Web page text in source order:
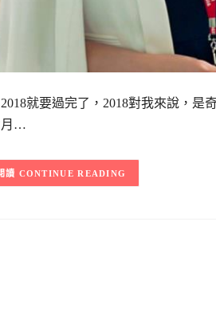
就要過完了，2018對我來說，是
月…
CONTINUE READING